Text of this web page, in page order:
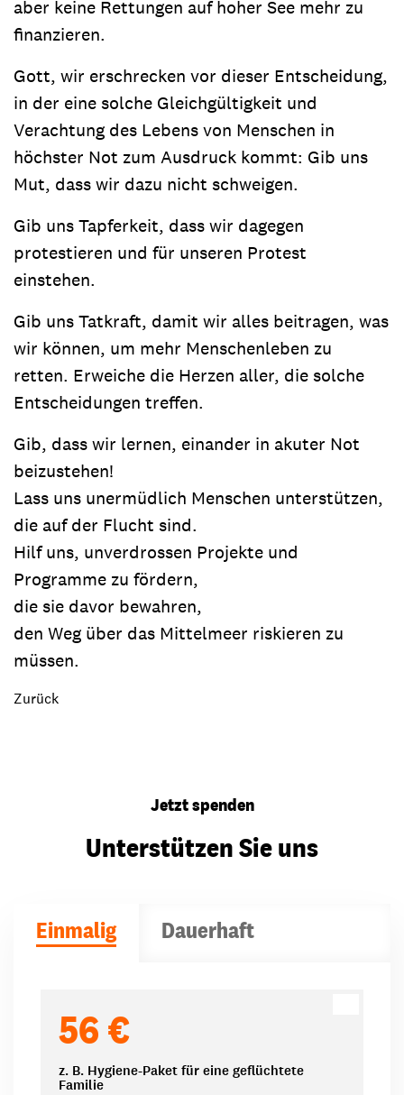
aber keine Rettungen auf hoher See mehr zu
finanzieren.
Gott, wir erschrecken vor dieser Entscheidung,
in der eine solche Gleichgültigkeit und
Verachtung des Lebens von Menschen in
höchster Not zum Ausdruck kommt: Gib uns
Mut, dass wir dazu nicht schweigen.
Gib uns Tapferkeit, dass wir dagegen
protestieren und für unseren Protest
einstehen.
Gib uns Tatkraft, damit wir alles beitragen, was
wir können, um mehr Menschenleben zu
retten. Erweiche die Herzen aller, die solche
Entscheidungen treffen.
Gib, dass wir lernen, einander in akuter Not
beizustehen!
Lass uns unermüdlich Menschen unterstützen,
die auf der Flucht sind.
Hilf uns, unverdrossen Projekte und
Programme zu fördern,
die sie davor bewahren,
den Weg über das Mittelmeer riskieren zu
müssen.
Zurück
Jetzt spenden
Unterstützen Sie uns
Einmalig Dauerhaft
56 €
z. B. Hygiene-Paket für eine geflüchtete
Familie